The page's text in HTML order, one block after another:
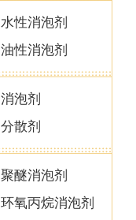
水性消泡剂
油性消泡剂
消泡剂
分散剂
聚醚消泡剂
环氧丙烷消泡剂